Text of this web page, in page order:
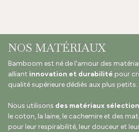
NOS MATÉRIAUX
Bamboom est né de l'amour des
alliant innovation et durabilité pour
qualité supérieure dédiés aux plus petits.
Nous utilisons des matériaux
le coton, la laine, le cachemire et des
pour leur respirabilité, leur douceur et